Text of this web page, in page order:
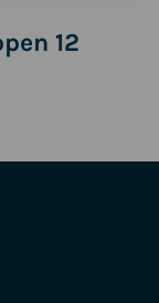
12